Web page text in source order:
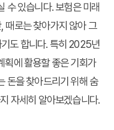
수 있습니다. 보험은 미래
때로는 찾아가지 않아 그
도 합니다. 특히 2025년
획에 활용할 좋은 기회가
돈을 찾아드리기 위해 숨
자세히 알아보겠습니다.